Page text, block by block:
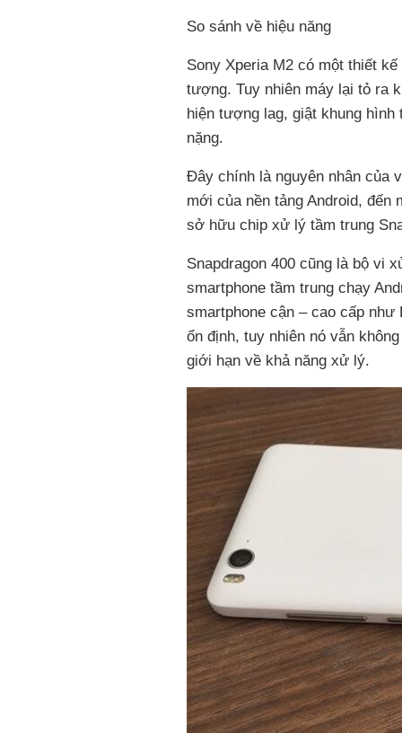
So sánh về hiệu năng
Sony Xperia M2 có một thiết
tượng. Tuy nhiên máy lại tỏ ra
hiện tượng lag, giật khung
nặng.
Đây chính là nguyên nhân của
mới của nền tảng Android,
sở hữu chip xử lý tầm trung
Snapdragon 400 cũng là bộ vi
smartphone tầm trung chạy
smartphone cận – cao cấp
ổn định, tuy nhiên nó vẫn
giới hạn về khả năng xử lý.